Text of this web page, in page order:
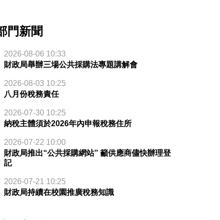
門新聞
2026-08-06 10:33
財政局舉辦三場公共採購法專題講解會
2026-08-03 10:25
八月份稅務責任
2026-07-30 10:25
納稅主體須於2026年內申報稅務住所
2026-07-22 10:00
財政局推出“公共採購網站” 籲供應商儘快辦理登
記
2026-07-21 10:25
財政局持續在校園推廣稅務知識